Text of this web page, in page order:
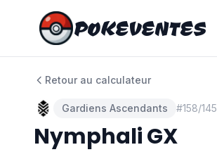
POKEVENTES
POKEVENTES
Retour au calculateur
Gardiens Ascendants #158/145
Nymphali GX